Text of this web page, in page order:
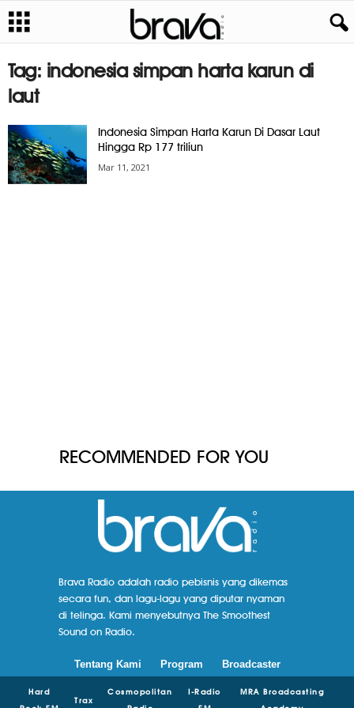
Tag: indonesia simpan harta karun di
laut
Indonesia Simpan Harta Karun Di Dasar Laut
Hingga Rp 177 triliun
Mar 11, 2021
RECOMMENDED FOR YOU
Brava Radio adalah radio pebisnis yang dikemas
secara fun, dan lagu-lagu yang diputar nyaman
di telinga. Kami menyebutnya The Smoothest
Sound on Radio.
Tentang Kami Program Broadcaster
Hard
Trax
Cosmopolitan
I-Radio
MRA Broadcasting